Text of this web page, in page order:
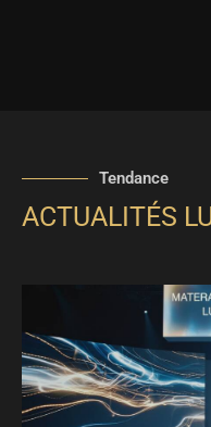
Tendance
ACTUALITÉS